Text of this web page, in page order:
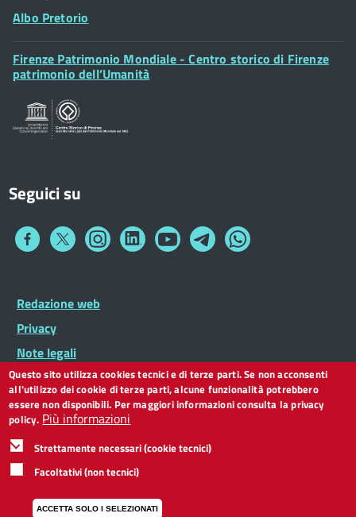
Posta Elettronica Certificata
Albo Pretorio
Footer
Widget
Firenze Patrimonio Mondiale - Centro storico di Firenze
patrimonio dell’Umanità
Seguici su
Collegamento
Collegamento
a
Collegamento
a
Collegamento
a
Collegamento
a
Collegamento
a
Collegamento
a
Footer
Widget
Footer
menu
Redazione web
Privacy
Note legali
Dichiarazione di accessibilità
CC BY 3.0 IT
Questo sito utilizza cookies tecnici e di terze parti. Se non acconsenti
all'utilizzo dei cookie di terze parti, alcune funzionalità potrebbero
essere non disponibili. Per maggiori informazioni consulta la privacy
policy. Più informazioni
Strettamente necessari (cookie tecnici)
Facoltativi (non tecnici)
ACCETTA SOLO I SELEZIONATI